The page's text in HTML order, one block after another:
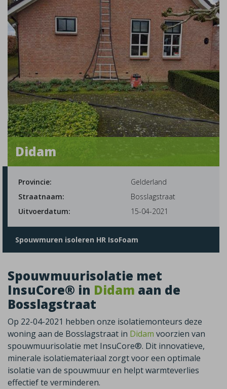
Didam
Provincie:
Gelderland
Straatnaam:
Bosslagstraat
Uitvoerdatum:
15-04-2021
Spouwmuren isoleren HR IsoFoam
Spouwmuurisolatie met
InsuCore® in Didam aan de
Bosslagstraat
Op 22-04-2021 hebben onze isolatiemonteurs deze
woning aan de Bosslagstraat in Didam voorzien van
spouwmuurisolatie met InsuCore®. Dit innovatieve,
minerale isolatiemateriaal zorgt voor een optimale
isolatie van de spouwmuur en helpt warmteverlies
effectief te verminderen.